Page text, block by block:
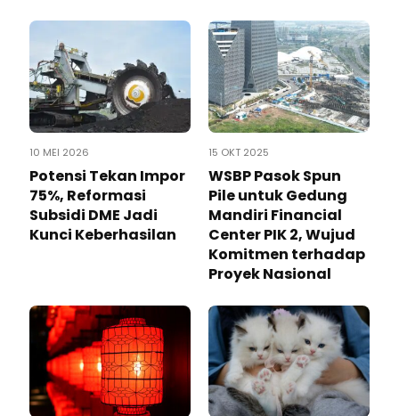
10 MEI 2026
Potensi Tekan Impor
75%, Reformasi
Subsidi DME Jadi
Kunci Keberhasilan
15 OKT 2025
WSBP Pasok Spun
Pile untuk Gedung
Mandiri Financial
Center PIK 2, Wujud
Komitmen terhadap
Proyek Nasional